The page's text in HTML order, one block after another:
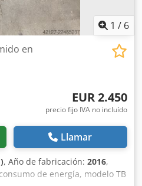
1 / 6
en
EUR 2.450
precio fijo IVA no incluído
Llamar
, Año de fabricación: 2016,
de energía, modelo TB